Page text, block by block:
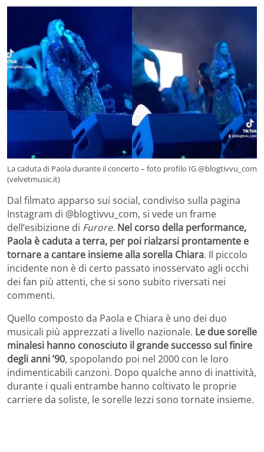
La caduta di Paola durante il concerto – foto profilo IG @blogtivvu_com
(velvetmusic.it)
Dal filmato apparso sui social, condiviso sulla pagina
Instagram di @blogtivvu_com, si vede un frame
dell’esibizione di Furore. Nel corso della performance,
Paola è caduta a terra, per poi rialzarsi prontamente e
tornare a cantare insieme alla sorella Chiara. Il piccolo
incidente non è di certo passato inosservato agli occhi
dei fan più attenti, che si sono subito riversati nei
commenti.
Quello composto da Paola e Chiara è uno dei duo
musicali più apprezzati a livello nazionale. Le due sorelle
minalesi hanno conosciuto il grande successo sul finire
degli anni ’90, spopolando poi nel 2000 con le loro
indimenticabili canzoni. Dopo qualche anno di inattività,
durante i quali entrambe hanno coltivato le proprie
carriere da soliste, le sorelle Iezzi sono tornate insieme.